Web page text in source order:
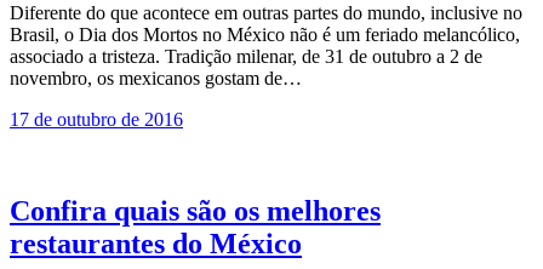
Diferente do que acontece em outras partes do mundo, inclusive no
Brasil, o Dia dos Mortos no México não é um feriado melancólico,
associado a tristeza. Tradição milenar, de 31 de outubro a 2 de
novembro, os mexicanos gostam de…
17 de outubro de 2016
Confira quais são os melhores
restaurantes do México